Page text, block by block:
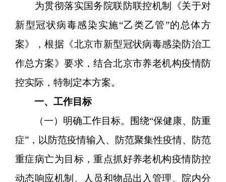
为贯彻落实国务院联防联控机制《关于对
新型冠状病毒感染实施“乙类乙管”的总体方
案》，根据《北京市新型冠状病毒感染防治工
作总方案》要求，结合北京市养老机构疫情防
控实际，特制定本方案。
一、工作目标
（一）明确工作目标。围绕“保健康、防重
症”，以防范疫情输入、防范聚集性疫情、防范
重症病亡为目标，重点抓好养老机构疫情防控
动态响应机制、人员和物品出入管理、院内分